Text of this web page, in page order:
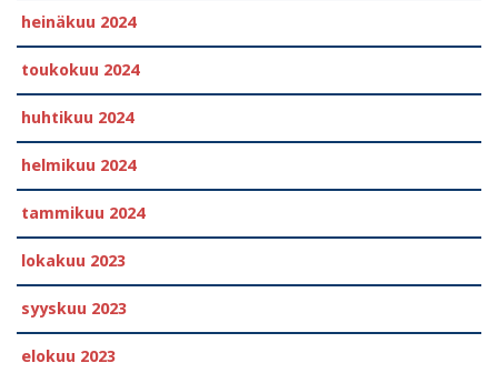
heinäkuu 2024
toukokuu 2024
huhtikuu 2024
helmikuu 2024
tammikuu 2024
lokakuu 2023
syyskuu 2023
elokuu 2023